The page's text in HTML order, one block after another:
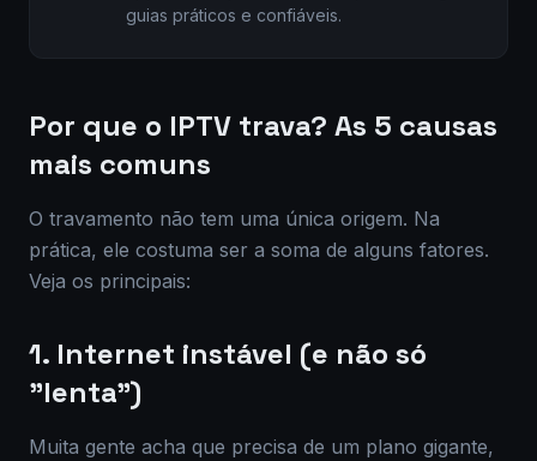
guias práticos e confiáveis.
Por que o IPTV trava? As 5 causas
mais comuns
O travamento não tem uma única origem. Na
prática, ele costuma ser a soma de alguns fatores.
Veja os principais:
1. Internet instável (e não só
"lenta")
Muita gente acha que precisa de um plano gigante,